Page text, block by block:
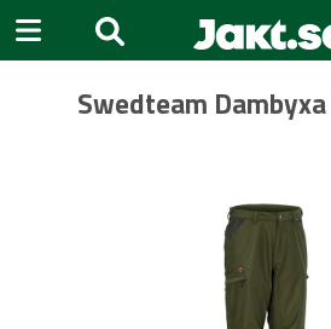
Swedteam